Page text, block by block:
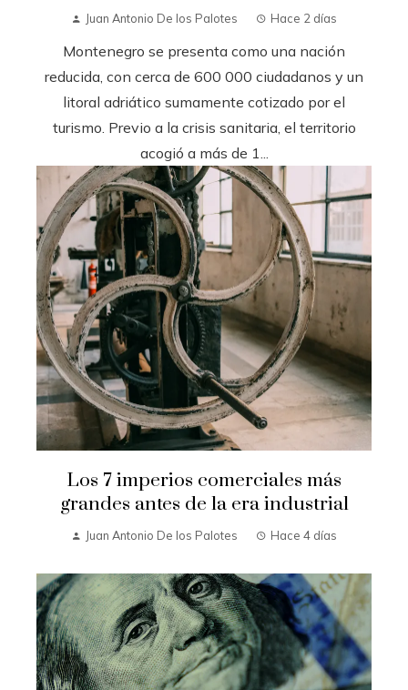
Juan Antonio De los Palotes Hace 2 días
Montenegro se presenta como una nación
reducida, con cerca de 600 000 ciudadanos y un
litoral adriático sumamente cotizado por el
turismo. Previo a la crisis sanitaria, el territorio
acogió a más de 1...
Los 7 imperios comerciales más
grandes antes de la era industrial
Juan Antonio De los Palotes Hace 4 días